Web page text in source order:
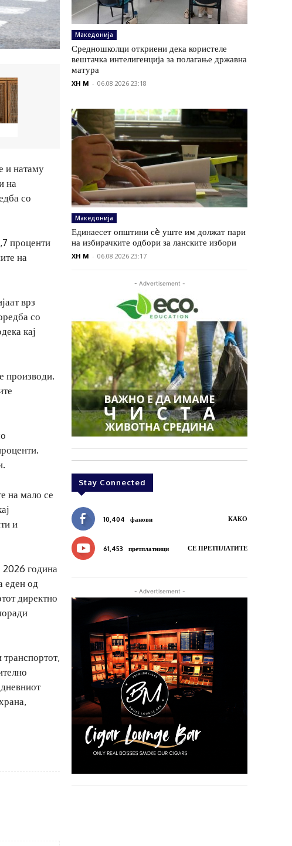
и натаму
на
со
проценти
на
врз
со
кај
производи.
на мало се
и
2026 година
еден од
директно
Македонија
Средношколци откриени дека користеле
вештачка интелигенција за полагање државна
матура
XH M - 06.08.2026 23:18
Македонија
Единаесет општини сè уште им должат пари
на избирачките одбори за ланските избори
XH M - 06.08.2026 23:17
- Advertisement -
Stay Connected
10,404 фанови КАКО
61,453 претплатници СЕ ПРЕТПЛАТИТЕ
- Advertisement -